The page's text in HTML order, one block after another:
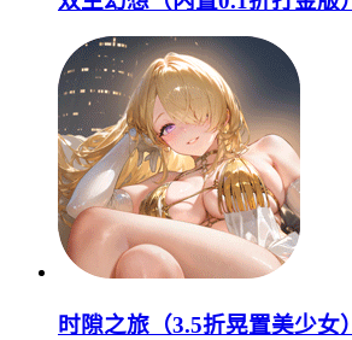
时隙之旅（3.5折晃置美少女）